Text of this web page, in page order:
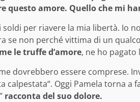
questo amore. Quello che mi
per riavere la mia libertà. Io
se non perché vittima di un
le truffe d’amore, ne ho pagato
dovrebbero essere comprese.
calpestata“. Oggi Pamela torna a
” racconta del suo dolore.